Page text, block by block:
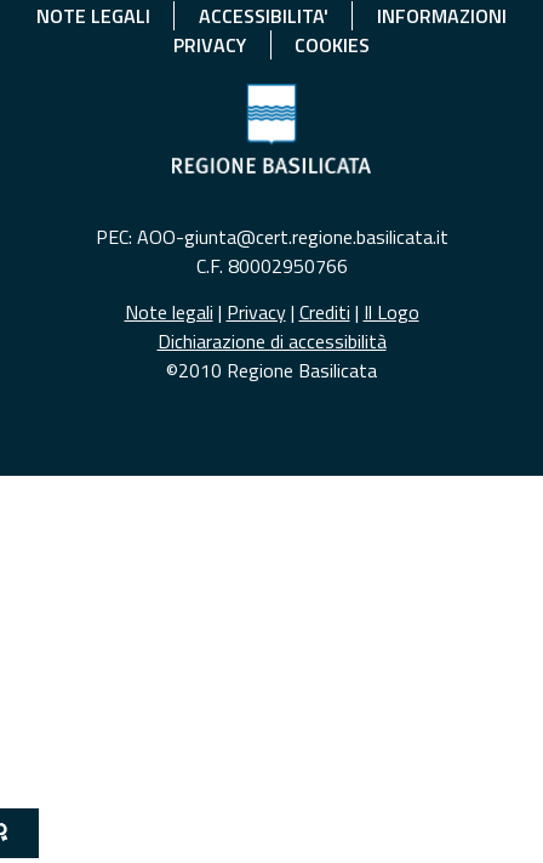
NOTE LEGALI ACCESSIBILITA'
INFORMAZIONI
PRIVACY
COOKIES
PEC: AOO-giunta@cert.regione.basilicata.it
C.F. 80002950766
Note legali | Privacy| Crediti | Il Logo
Dichiarazione di accessibilità
©2010 Regione Basilicata